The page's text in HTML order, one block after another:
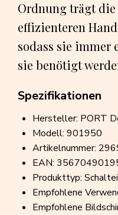
Ordnung trägt
effizienteren
sodass sie immer
sie benötigt
Spezifikationen
Hersteller: PORT
Modell: 901950
Artikelnummer:
EAN:
Produkttyp:
Empfohlene
Empfohlene